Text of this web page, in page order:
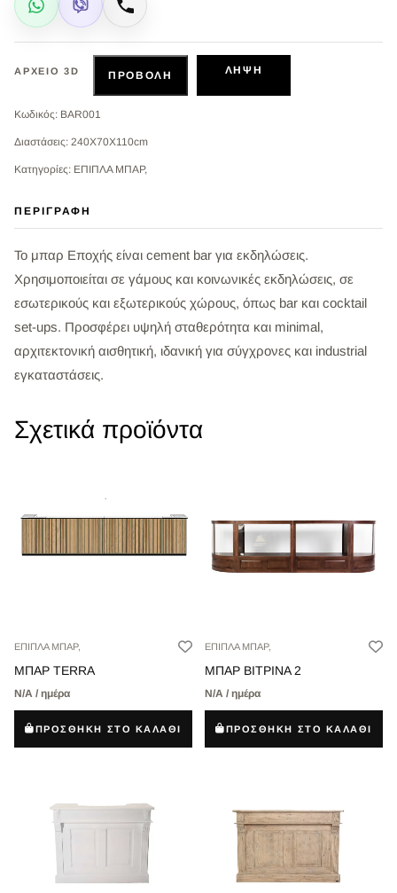
WhatsApp
Viber Κλήση
ΑΡΧΕΊΟ 3D ΠΡΟΒΟΛΉ ΛΉΨΗ
Κωδικός: BAR001
Διαστάσεις: 240X70X110cm
Κατηγορίες: ΕΠΙΠΛΑ ΜΠΑΡ,
ΠΕΡΙΓΡΑΦΉ
Το μπαρ Εποχής είναι cement bar για εκδηλώσεις.
Χρησιμοποιείται σε γάμους και κοινωνικές εκδηλώσεις, σε
εσωτερικούς και εξωτερικούς χώρους, όπως bar και cocktail
set-ups. Προσφέρει υψηλή σταθερότητα και minimal,
αρχιτεκτονική αισθητική, ιδανική για σύγχρονες και industrial
εγκαταστάσεις.
Σχετικά προϊόντα
ΕΠΙΠΛΑ ΜΠΑΡ,
ΜΠΑΡ TERRA
Ν/Α / ημέρα
ΠΡΟΣΘΗΚΗ ΣΤΟ ΚΑΛΑΘΙ
ΕΠΙΠΛΑ ΜΠΑΡ,
ΜΠΑΡ ΒΙΤΡΙΝΑ 2
Ν/Α / ημέρα
ΠΡΟΣΘΗΚΗ ΣΤΟ ΚΑΛΑΘΙ